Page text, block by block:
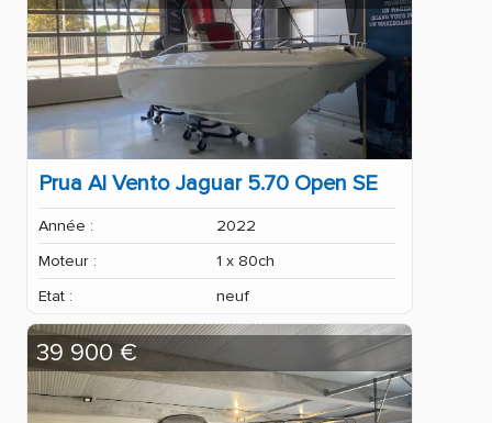
Prua Al Vento Jaguar 5.70 Open SE
Année :
2022
Moteur :
1 x 80ch
Etat :
neuf
39 900 €